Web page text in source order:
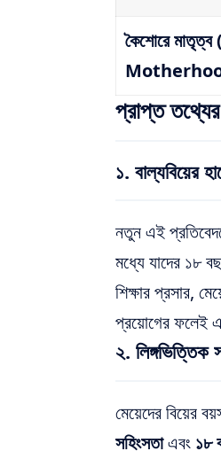
কৈশোরে
প্রাপ্ত
১. বাল্যবিয়ের
নতুন এই
মধ্যে যাদের ১৮
শিক্ষার প্রসার,
প্রয়োগের ফলেই
২. লিঙ্গভিত্তিক
মেয়েদের বিয়ের
সহিংসতাএবং ১৮